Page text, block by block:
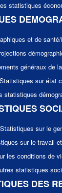
statistiques
et de
généraux de
Statistiques sur état
statistiques
Statistiques sur le
sur le travail
les conditions de
statistiques
DES